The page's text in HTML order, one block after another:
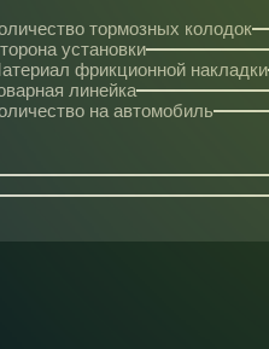
тормозных колодок
установки
фрикционной накладки
линейка
на автомобиль